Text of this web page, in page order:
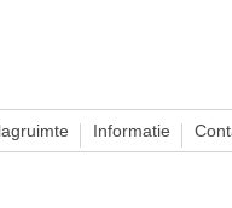
Informatie